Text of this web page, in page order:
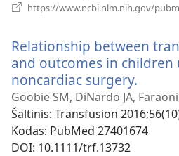
https://www.ncbi.nlm.nih.gov/
Relationship between
and outcomes in
noncardiac surgery.
naujas
Goobie SM, DiNardo JA,
Šaltinis‎: Transfusion
Kodas‎: PubMed 27401674
DOI‎: 10.1111/trf.13732